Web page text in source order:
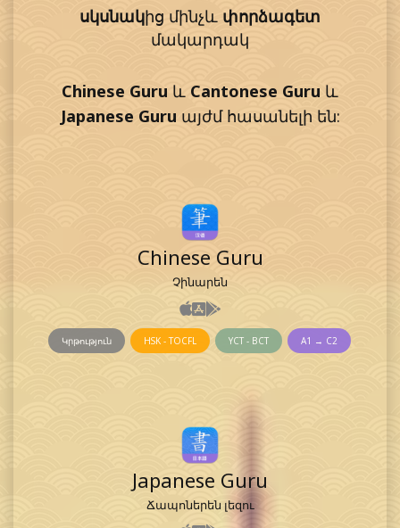
սկսնակից մինչև փորձագետ
մակարդակ
Chinese Guru և Cantonese Guru և
Japanese Guru այժմ հասանելի են:
Chinese Guru
Չինարեն
Կրթություն HSK - TOCFL YCT - BCT A1 → C2
Japanese Guru
Ճապոներեն լեզու